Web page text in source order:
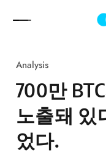
Analysis
700만
노출돼 있
었다.